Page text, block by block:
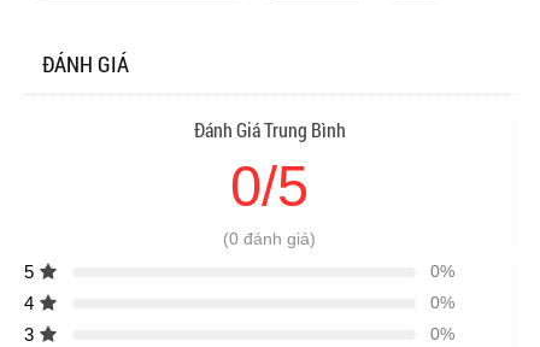
ĐÁNH GIÁ
Đánh Giá Trung Bình
0/5
(0 đánh giá)
5 0%
4 0%
3 0%